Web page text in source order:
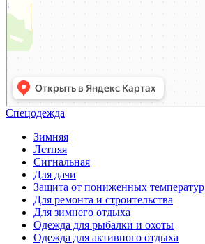
Спецодежда
Зимняя
Летняя
Сигнальная
Для дачи
Защита от пониженных температур
Для ремонта и строительства
Для зимнего отдыха
Одежда для рыбалки и охоты
Одежда для активного отдыха